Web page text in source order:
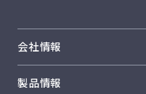
会社情報
会社情報 トップ
製品情報